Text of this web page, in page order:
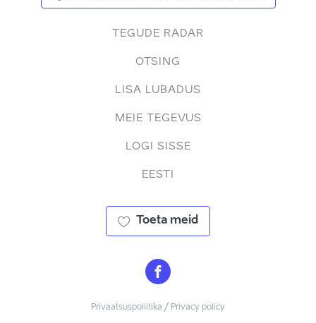
TEGUDE RADAR
OTSING
LISA LUBADUS
MEIE TEGEVUS
LOGI SISSE
EESTI
Toeta meid
Privaatsuspoliitika / Privacy policy